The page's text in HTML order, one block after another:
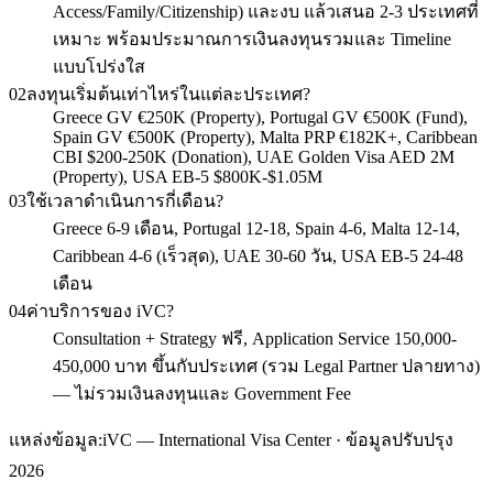
Access/Family/Citizenship) และงบ แล้วเสนอ 2-3 ประเทศที่
เหมาะ พร้อมประมาณการเงินลงทุนรวมและ Timeline
แบบโปร่งใส
02ลงทุนเริ่มต้นเท่าไหร่ในแต่ละประเทศ?
Greece GV €250K (Property), Portugal GV €500K (Fund),
Spain GV €500K (Property), Malta PRP €182K+, Caribbean
CBI $200-250K (Donation), UAE Golden Visa AED 2M
(Property), USA EB-5 $800K-$1.05M
03ใช้เวลาดำเนินการกี่เดือน?
Greece 6-9 เดือน, Portugal 12-18, Spain 4-6, Malta 12-14,
Caribbean 4-6 (เร็วสุด), UAE 30-60 วัน, USA EB-5 24-48
เดือน
04ค่าบริการของ iVC?
Consultation + Strategy ฟรี, Application Service 150,000-
450,000 บาท ขึ้นกับประเทศ (รวม Legal Partner ปลายทาง)
— ไม่รวมเงินลงทุนและ Government Fee
แหล่งข้อมูล:iVC — International Visa Center · ข้อมูลปรับปรุง
2026